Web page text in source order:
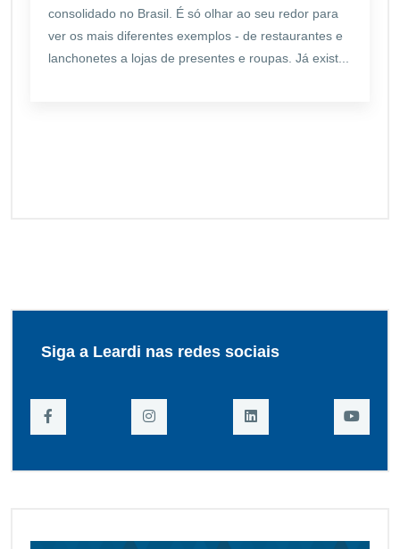
consolidado no Brasil. É só olhar ao seu redor para
ver os mais diferentes exemplos - de restaurantes e
lanchonetes a lojas de presentes e roupas. Já exist...
Siga a Leardi nas redes sociais